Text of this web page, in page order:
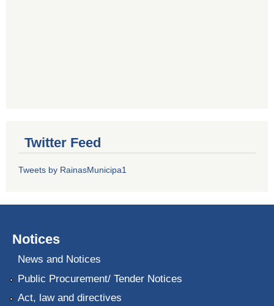
Twitter Feed
Tweets by RainasMunicipa1
Notices
News and Notices
Public Procurement/ Tender Notices
Act, law and directives